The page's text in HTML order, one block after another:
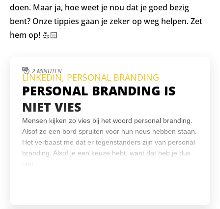
doen. Maar ja, hoe weet je nou dat je goed bezig
bent? Onze tippies gaan je zeker op weg helpen. Zet
hem op! 💪🏻
2 MINUTEN
LINKEDIN, PERSONAL BRANDING
PERSONAL BRANDING IS
NIET VIES
Mensen kijken zo vies bij het woord personal branding.
Alsof ze een bord spruiten voor hun neus hebben staan.
Het verbaast me dat er tegenstanders zijn van personal
branding. Alsof je een keuze hebt, want dat heb je dus
niet.